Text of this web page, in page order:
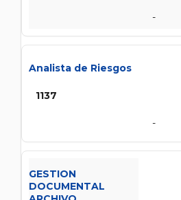
-
Analista de Riesgos
1137
-
GESTION
DOCUMENTAL